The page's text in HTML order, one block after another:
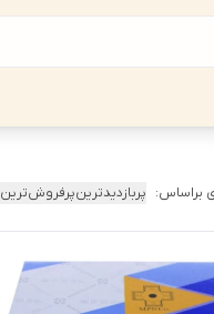
براساس: پربازدیدترینپرفروش‌ترین